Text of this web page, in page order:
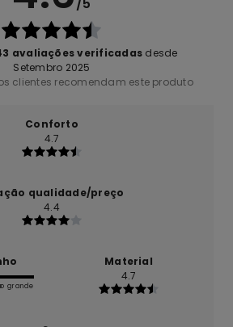
/5
avaliações verificadas desde
Setembro 2025
clientes recomendam este produto
Conforto
4.7
qualidade/preço
4.4
grande
Material
4.7